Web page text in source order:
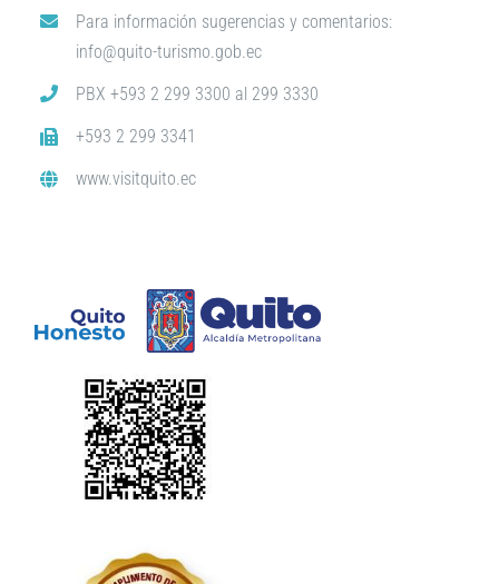
Para información sugerencias y comentarios:
info@quito-turismo.gob.ec
PBX +593 2 299 3300 al 299 3330
+593 2 299 3341
www.visitquito.ec